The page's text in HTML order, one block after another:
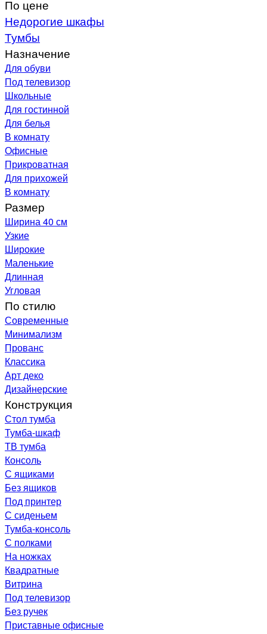
По цене
Недорогие шкафы
Тумбы
Назначение
Для обуви
Под телевизор
Школьные
Для гостинной
Для белья
В комнату
Офисные
Прикроватная
Для прихожей
В комнату
Размер
Ширина 40 см
Узкие
Широкие
Маленькие
Длинная
Угловая
По стилю
Современные
Минимализм
Прованс
Классика
Арт деко
Дизайнерские
Конструкция
Стол тумба
Тумба-шкаф
ТВ тумба
Консоль
С ящиками
Без ящиков
Под принтер
С сиденьем
Тумба-консоль
С полками
На ножках
Квадратные
Витрина
Под телевизор
Без ручек
Приставные офисные